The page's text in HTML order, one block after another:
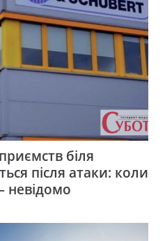
біля
після атаки: коли
невідомо